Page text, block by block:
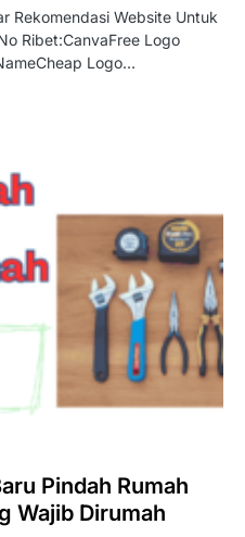
Rekomendasi Website Untuk
Ribet:CanvaFree Logo
Logo…
Pindah Rumah
Wajib Dirumah